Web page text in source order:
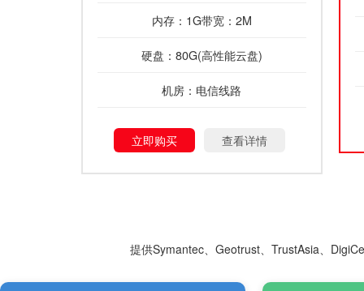
内存：1G带宽：2M
硬盘：80G(高性能云盘)
机房：电信线路
立即购买 查看详情
提供Symantec、Geotrust、TrustAsia、